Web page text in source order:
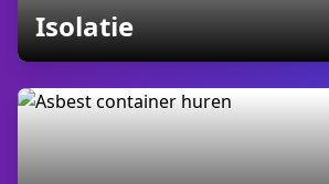
Isolatiecontainers